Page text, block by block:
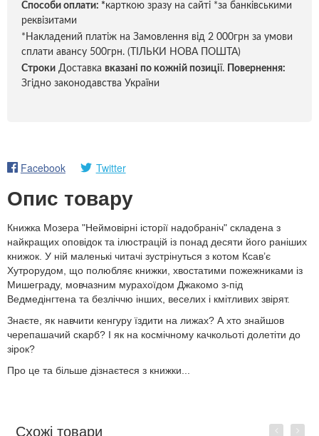
Способи оплати: *карткою зразу на сайті *за банківськими
реквізитами
*Накладений платіж на Замовлення від 2 000грн за умови
сплати авансу 500грн. (ТІЛЬКИ НОВА ПОШТА)
Строки Доставка вказані по кожній позиції.
Повернення:
Згідно законодавства України
Facebook Twitter
Опис товару
Книжка Мозера "Неймовірні історії надобраніч" складена з
найкращих оповідок та ілюстрацій із понад десяти його раніших
книжок. У ній маленькі читачі зустрінуться з котом Ксав’є
Хутрорудом, що полюбляє книжки, хвостатими пожежниками із
Мишеграду, мовчазним мурахоїдом Джакомо з-під
Ведмедінгтена та безліччю інших, веселих і кмітливих звірят.
Знаєте, як навчити кенгуру їздити на лижах? А хто знайшов
черепашачий скарб? І як на космічному качкольоті долетіти до
зірок?
Про це та більше дізнаєтеся з книжки...
Схожі товари Previous
Next